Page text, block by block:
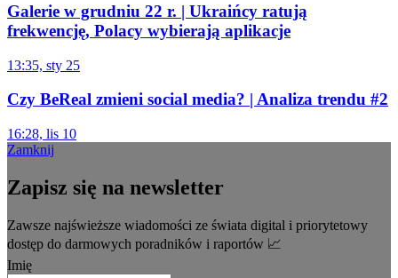
Galerie w grudniu 22 r. | Ukraińcy ratują
frekwencję, Polacy wybierają aplikacje
13:35, sty 25
Czy BeReal zmieni social media? | Analiza trendu #2
16:28, lis 10
Zamknij
Zapisz się na newsletter
Zawsze najświeższe wiadomości ze świata digital i priorytetowy
dostęp do darmowych poradników i raportów 📈
Imię